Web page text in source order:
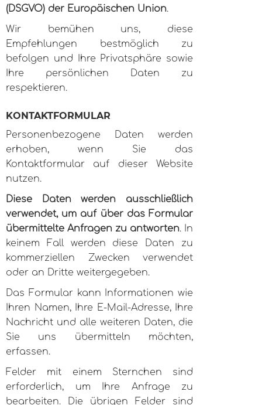
(DSGVO) der Europäischen Union.
Wir bemühen uns, diese
Empfehlungen bestmöglich zu
befolgen und Ihre Privatsphäre sowie
Ihre persönlichen Daten zu
respektieren.
KONTAKTFORMULAR
Personenbezogene Daten werden
erhoben, wenn Sie das
Kontaktformular auf dieser Website
nutzen.
Diese Daten werden ausschließlich
verwendet, um auf über das Formular
übermittelte Anfragen zu antworten. In
keinem Fall werden diese Daten zu
kommerziellen Zwecken verwendet
oder an Dritte weitergegeben.
Das Formular kann Informationen wie
Ihren Namen, Ihre E-Mail-Adresse, Ihre
Nachricht und alle weiteren Daten, die
Sie uns übermitteln möchten,
erfassen.
Felder mit einem Sternchen sind
erforderlich, um Ihre Anfrage zu
bearbeiten. Die übrigen Felder sind